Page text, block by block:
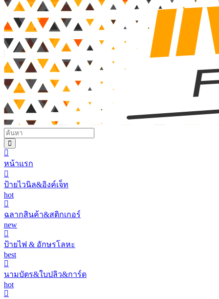
หน้าแรก
ป้ายไวนิล&อิงค์เจ็ท
hot
ฉลากสินค้า&สติกเกอร์
new
ป้ายไฟ & อักษรโลหะ
best
นามบัตร&ใบปลิว&การ์ด
hot